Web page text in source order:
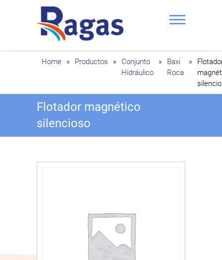
Ragas
Home » Productos »
Conjunto
Hidráulico
»
Baxi
Roca
»
Flotador magnético
silencioso